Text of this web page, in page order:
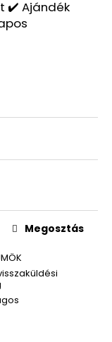
✔️ Ajándék
Megosztás